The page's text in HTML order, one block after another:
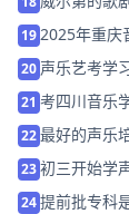
19 2025年重庆
中」
20 声乐艺考学
21 考四川音乐
22最好的声乐
23初三开始学
24提前批专科